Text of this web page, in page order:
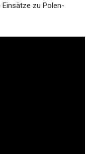
zu Polen-